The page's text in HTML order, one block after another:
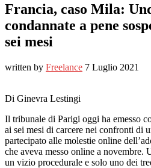
Francia, caso Mila:
condannate a pene
sei mesi
written by Freelance 7 Luglio 2021
Di Ginevra Lestingi
Il tribunale di Parigi oggi ha emesso
ai sei mesi di carcere nei confronti di
partecipato alle molestie online
che aveva messo online a novembre.
un vizio procedurale e solo uno dei